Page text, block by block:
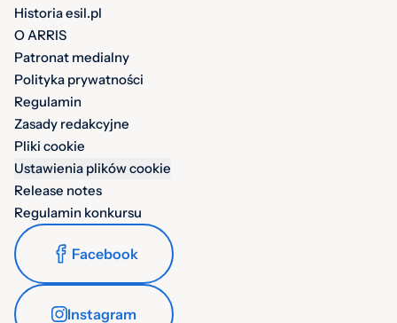
Historia esil.pl
O ARRIS
Patronat medialny
Polityka prywatności
Regulamin
Zasady redakcyjne
Pliki cookie
Ustawienia plików cookie
Release notes
Regulamin konkursu
Facebook
Instagram